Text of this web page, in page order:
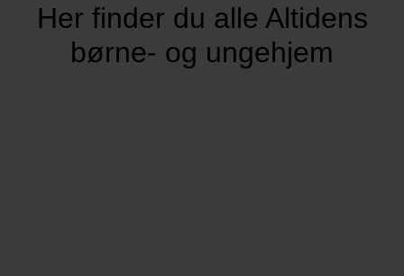
Her finder du alle Altidens
børne- og ungehjem